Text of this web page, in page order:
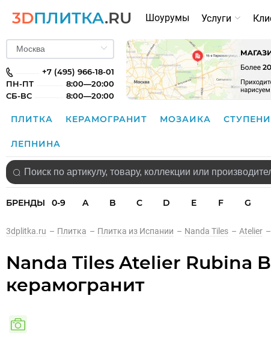
3DПЛИТКА.RU Шоурумы Услуги
+7 (495) 966-18-01
ПН-ПТ
8:00—20:00
СБ-ВС
8:00—20:00
ПЛИТКА КЕРАМОГРАНИТ МОЗАИКА СТУПЕНИ
ЛЕПНИНА
БРЕНДЫ 0-9 A B C D E F G
3dplitka.ru – Плитка – Плитка из Испании – Nanda Tiles – Atelier –
Nanda Tiles Atelier Rubina
керамогранит